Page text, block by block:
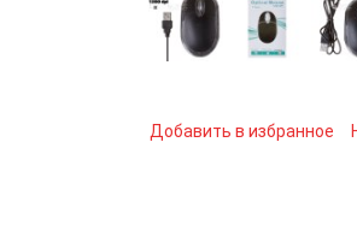
Добавить в избранное